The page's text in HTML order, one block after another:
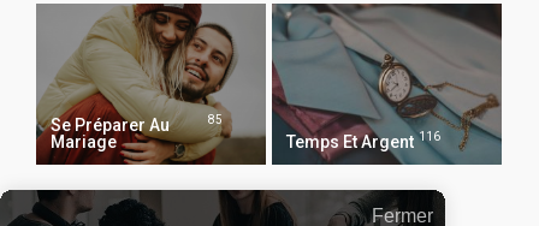
Se Préparer Au
Mariage
85
Temps Et Argent 116
Fermer